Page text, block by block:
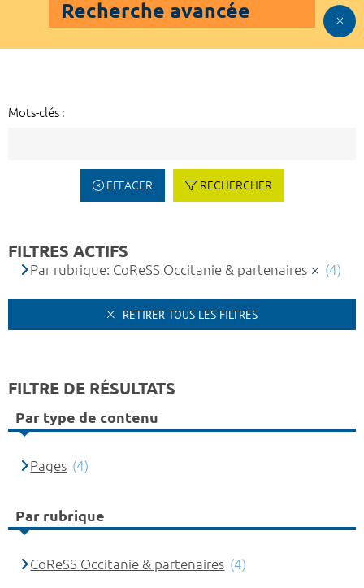
Recherche avancée
Mots-clés :
EFFACER RECHERCHER
FILTRES ACTIFS
Par rubrique: CoReSS Occitanie & partenaires (4)
RETIRER TOUS LES FILTRES
FILTRE DE RÉSULTATS
Par type de contenu
Pages (4)
Par rubrique
CoReSS Occitanie & partenaires (4)